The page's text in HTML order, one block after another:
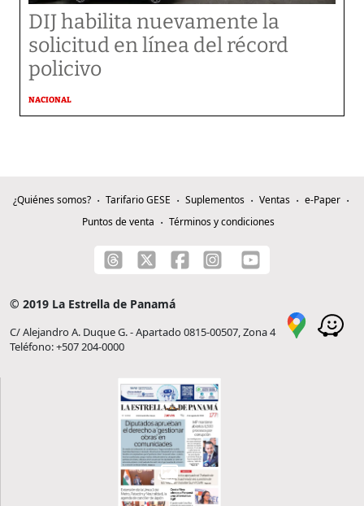
DIJ habilita nuevamente la
solicitud en línea del récord
policivo
NACIONAL
¿Quiénes somos? Tarifario GESE Suplementos Ventas
e-Paper
Puntos de venta
Términos y condiciones
© 2019 La Estrella de Panamá
C/ Alejandro A. Duque G. - Apartado 0815-00507, Zona 4
Teléfono: +507 204-0000